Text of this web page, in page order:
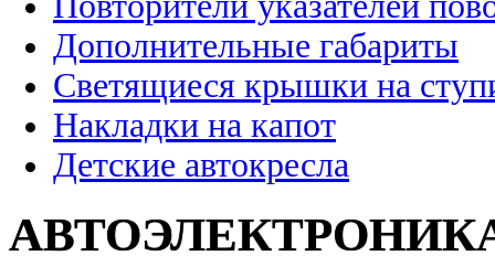
Дополнительные габариты
Светящиеся крышки на
Накладки на капот
Детские автокресла